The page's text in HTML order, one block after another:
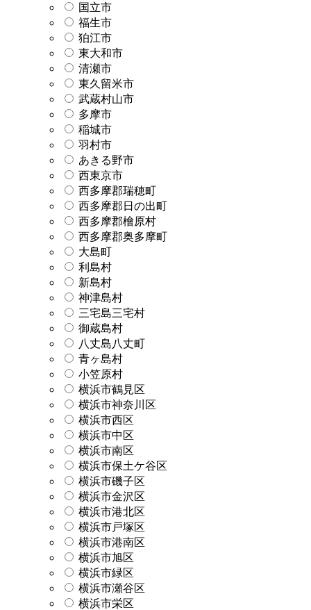
国立市
福生市
狛江市
東大和市
清瀬市
東久留米市
武蔵村山市
多摩市
稲城市
羽村市
あきる野市
西東京市
西多摩郡瑞穂町
西多摩郡日の出町
西多摩郡檜原村
西多摩郡奥多摩町
大島町
利島村
新島村
神津島村
三宅島三宅村
御蔵島村
八丈島八丈町
青ヶ島村
小笠原村
横浜市鶴見区
横浜市神奈川区
横浜市西区
横浜市中区
横浜市南区
横浜市保土ケ谷区
横浜市磯子区
横浜市金沢区
横浜市港北区
横浜市戸塚区
横浜市港南区
横浜市旭区
横浜市緑区
横浜市瀬谷区
横浜市栄区